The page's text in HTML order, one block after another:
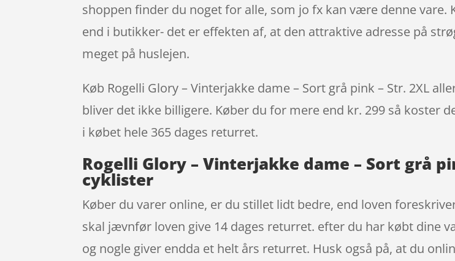
shoppen finder du noget for alle, som jo fx kan være denne vare.
end i butikker- det er effekten af, at den attraktive adresse på
meget på huslejen.
Køb Rogelli Glory – Vinterjakke dame – Sort grå pink – Str. 2XL
bliver det ikke billigere. Køber du for mere end kr. 299 så koster
i købet hele 365 dages returret.
Rogelli Glory – Vinterjakke dame – Sort grå
cyklister
Køber du varer online, er du stillet lidt bedre, end loven
skal jævnfør loven give 14 dages returret. efter du har købt dine
og nogle giver endda et helt års returret. Husk også på, at du